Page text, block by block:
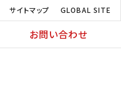
サイトマップ GLOBAL SITE
お問い合わせ